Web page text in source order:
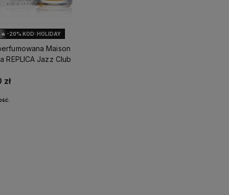
🔥 -20% KOD: HOLIDAY
Maison
REPLICA Jazz Club
zł